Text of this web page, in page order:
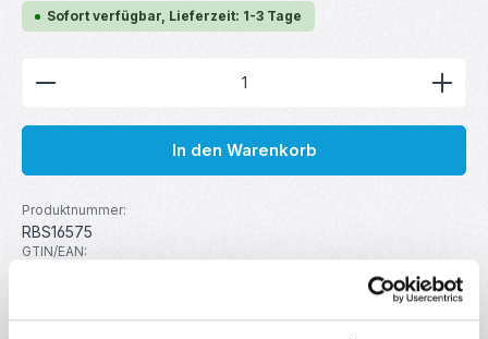
Sofort verfügbar, Lieferzeit: 1-3 Tage
Produkt Anzahl: Gib den gewünschten Wert ein
In den Warenkorb
Produktnummer:
RBS16575
GTIN/EAN: